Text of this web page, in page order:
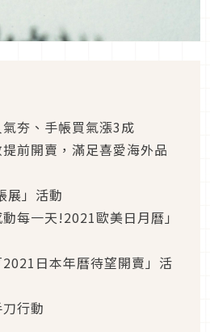
夯、手帳買氣漲3成
前開賣，滿足喜愛海外品
展」活動
每一天!2021歐美日月曆」
日本年曆待望開賣」活
行動